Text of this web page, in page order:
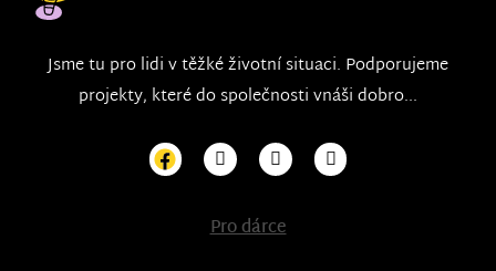
Jsme tu pro lidi v těžké životní situaci. Podporujeme
projekty, které do společnosti vnáši dobro...
Pro dárce